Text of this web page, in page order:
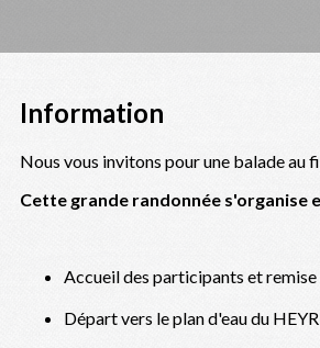
Information
Nous vous invitons pour une balade au
Cette grande randonnée s'organise
Accueil des participants et
Départ vers le plan d'eau du